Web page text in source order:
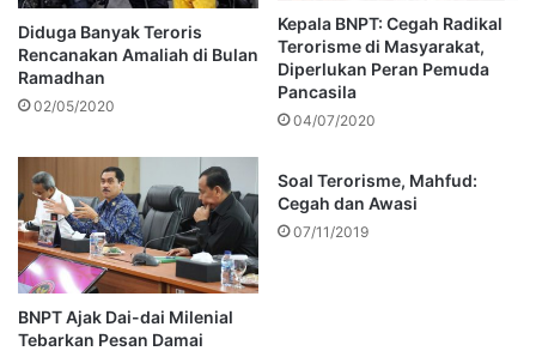
Diduga Banyak Teroris
Rencanakan Amaliah di Bulan
Ramadhan
02/05/2020
Kepala BNPT: Cegah Radikal
Terorisme di Masyarakat,
Diperlukan Peran Pemuda
Pancasila
04/07/2020
BNPT Ajak Dai-dai Milenial
Tebarkan Pesan Damai
Soal Terorisme, Mahfud:
Cegah dan Awasi
07/11/2019